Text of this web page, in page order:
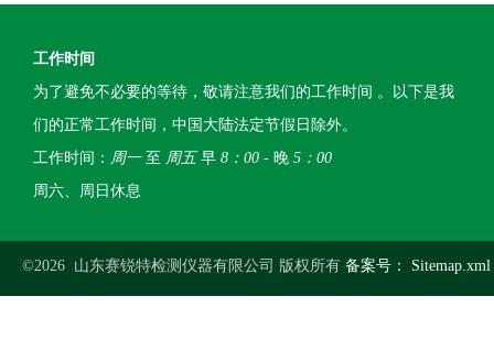
工作时间
为了避免不必要的等待，敬请注意我们的工作时间 。以下是我
们的正常工作时间，中国大陆法定节假日除外。
工作时间： 周一至 周五早 8：00 - 晚 5：00
周六、周日休息
©2026 山东赛锐特检测仪器有限公司 版权所有 备案号： Sitemap.xml